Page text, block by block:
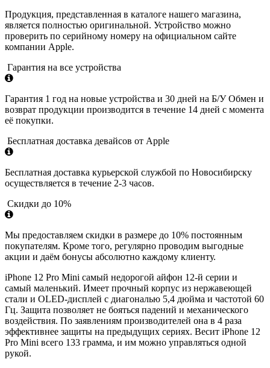
Продукция, представленная в каталоге нашего магазина,
является полностью оригинальной. Устройство можно
проверить по серийному номеру на официальном сайте
компании Apple.
Гарантия на все устройства
Гарантия 1 год на новые устройства и 30 дней на Б/У Обмен и
возврат продукции производится в течение 14 дней с момента
её покупки.
Бесплатная доставка девайсов от Apple
Бесплатная доставка курьерской службой по Новосибирску
осуществляется в течение 2-3 часов.
Скидки до 10%
Мы предоставляем скидки в размере до 10% постоянным
покупателям. Кроме того, регулярно проводим выгодные
акции и даём бонусы абсолютно каждому клиенту.
iPhone 12 Pro Mini самый недорогой айфон 12-й серии и
самый маленький. Имеет прочный корпус из нержавеющей
стали и OLED-дисплей с диагональю 5,4 дюйма и частотой 60
Гц. Защита позволяет не бояться падений и механического
воздействия. По заявлениям производителей она в 4 раза
эффективнее защиты на предыдущих сериях. Весит iPhone 12
Pro Mini всего 133 грамма, и им можно управляться одной
рукой.